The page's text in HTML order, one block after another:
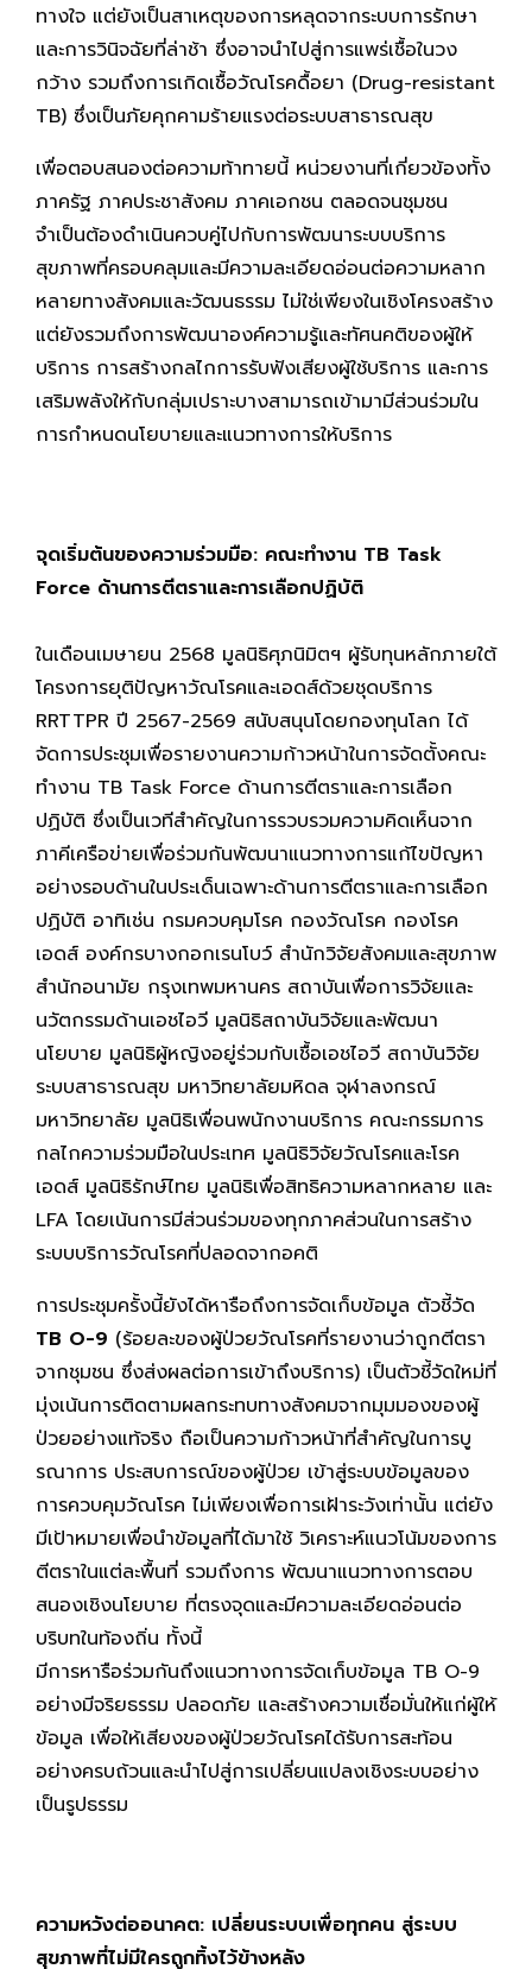
ทางใจ แต่ยังเป็นสาเหตุของการหลุดจากระบบการรักษา
และการวินิจฉัยที่ล่าช้า ซึ่งอาจนำไปสู่การแพร่เชื้อในวง
กว้าง รวมถึงการเกิดเชื้อวัณโรคดื้อยา (Drug-resistant
TB) ซึ่งเป็นภัยคุกคามร้ายแรงต่อระบบสาธารณสุข
เพื่อตอบสนองต่อความท้าทายนี้ หน่วยงานที่เกี่ยวข้องทั้ง
ภาครัฐ ภาคประชาสังคม ภาคเอกชน ตลอดจนชุมชน
จำเป็นต้องดำเนินควบคู่ไปกับการพัฒนาระบบบริการ
สุขภาพที่ครอบคลุมและมีความละเอียดอ่อนต่อความหลาก
หลายทางสังคมและวัฒนธรรม ไม่ใช่เพียงในเชิงโครงสร้าง
แต่ยังรวมถึงการพัฒนาองค์ความรู้และทัศนคติของผู้ให้
บริการ การสร้างกลไกการรับฟังเสียงผู้ใช้บริการ และการ
เสริมพลังให้กับกลุ่มเปราะบางสามารถเข้ามามีส่วนร่วมใน
การกำหนดนโยบายและแนวทางการให้บริการ
จุดเริ่มต้นของความร่วมมือ: คณะทำงาน TB Task
Force ด้านการตีตราและการเลือกปฏิบัติ
ในเดือนเมษายน 2568 มูลนิธิศุภนิมิตฯ ผู้รับทุนหลักภายใต้
โครงการยุติปัญหาวัณโรคและเอดส์ด้วยชุดบริการ
RRTTPR ปี 2567-2569 สนับสนุนโดยกองทุนโลก ได้
จัดการประชุมเพื่อรายงานความก้าวหน้าในการจัดตั้งคณะ
ทำงาน TB Task Force ด้านการตีตราและการเลือก
ปฏิบัติ ซึ่งเป็นเวทีสำคัญในการรวบรวมความคิดเห็นจาก
ภาคีเครือข่ายเพื่อร่วมกันพัฒนาแนวทางการแก้ไขปัญหา
อย่างรอบด้านในประเด็นเฉพาะด้านการตีตราและการเลือก
ปฏิบัติ อาทิเช่น กรมควบคุมโรค กองวัณโรค กองโรค
เอดส์ องค์กรบางกอกเรนโบว์ สำนักวิจัยสังคมและสุขภาพ
สำนักอนามัย กรุงเทพมหานคร สถาบันเพื่อการวิจัยและ
นวัตกรรมด้านเอชไอวี มูลนิธิสถาบันวิจัยและพัฒนา
นโยบาย มูลนิธิผู้หญิงอยู่ร่วมกับเชื้อเอชไอวี สถาบันวิจัย
ระบบสาธารณสุข มหาวิทยาลัยมหิดล จุฬาลงกรณ์
มหาวิทยาลัย มูลนิธิเพื่อนพนักงานบริการ คณะกรรมการ
กลไกความร่วมมือในประเทศ มูลนิธิวิจัยวัณโรคและโรค
เอดส์ มูลนิธิรักษ์ไทย มูลนิธิเพื่อสิทธิความหลากหลาย และ
LFA โดยเน้นการมีส่วนร่วมของทุกภาคส่วนในการสร้าง
ระบบบริการวัณโรคที่ปลอดจากอคติ
การประชุมครั้งนี้ยังได้หารือถึงการจัดเก็บข้อมูล ตัวชี้วัด
TB O-9 (ร้อยละของผู้ป่วยวัณโรคที่รายงานว่าถูกตีตรา
จากชุมชน ซึ่งส่งผลต่อการเข้าถึงบริการ) เป็นตัวชี้วัดใหม่ที่
มุ่งเน้นการติดตามผลกระทบทางสังคมจากมุมมองของผู้
ป่วยอย่างแท้จริง ถือเป็นความก้าวหน้าที่สำคัญในการบู
รณาการ ประสบการณ์ของผู้ป่วย เข้าสู่ระบบข้อมูลของ
การควบคุมวัณโรค ไม่เพียงเพื่อการเฝ้าระวังเท่านั้น แต่ยัง
มีเป้าหมายเพื่อนำข้อมูลที่ได้มาใช้ วิเคราะห์แนวโน้มของการ
ตีตราในแต่ละพื้นที่ รวมถึงการ พัฒนาแนวทางการตอบ
สนองเชิงนโยบาย ที่ตรงจุดและมีความละเอียดอ่อนต่อ
บริบทในท้องถิ่น ทั้งนี้
มีการหารือร่วมกันถึงแนวทางการจัดเก็บข้อมูล TB O-9
อย่างมีจริยธรรม ปลอดภัย และสร้างความเชื่อมั่นให้แก่ผู้ให้
ข้อมูล เพื่อให้เสียงของผู้ป่วยวัณโรคได้รับการสะท้อน
อย่างครบถ้วนและนำไปสู่การเปลี่ยนแปลงเชิงระบบอย่าง
เป็นรูปธรรม
ความหวังต่ออนาคต: เปลี่ยนระบบเพื่อทุกคน สู่ระบบ
สุขภาพที่ไม่มีใครถูกทิ้งไว้ข้างหลัง